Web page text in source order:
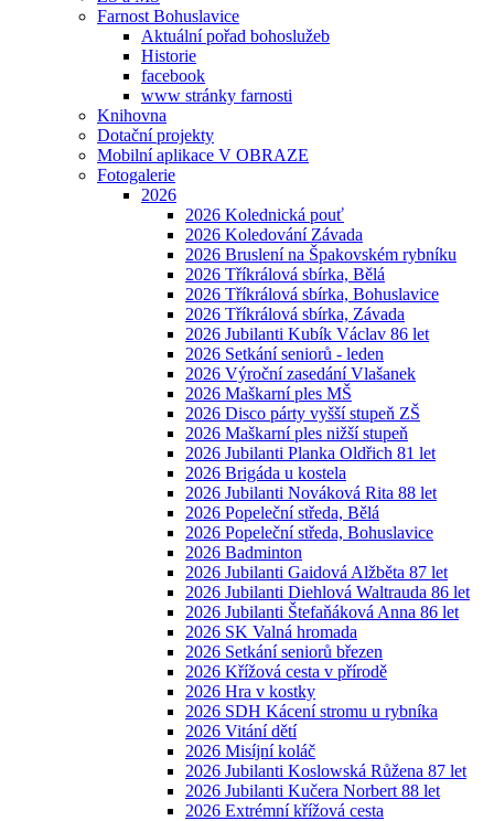
Farnost Bohuslavice
Aktuální pořad bohoslužeb
Historie
facebook
www stránky farnosti
Knihovna
Dotační projekty
Mobilní aplikace V OBRAZE
Fotogalerie
2026
2026 Kolednická pouť
2026 Koledování Závada
2026 Bruslení na Špakovském rybníku
2026 Tříkrálová sbírka, Bělá
2026 Tříkrálová sbírka, Bohuslavice
2026 Tříkrálová sbírka, Závada
2026 Jubilanti Kubík Václav 86 let
2026 Setkání seniorů - leden
2026 Výroční zasedání Vlašanek
2026 Maškarní ples MŠ
2026 Disco párty vyšší stupeň ZŠ
2026 Maškarní ples nižší stupeň
2026 Jubilanti Planka Oldřich 81 let
2026 Brigáda u kostela
2026 Jubilanti Nováková Rita 88 let
2026 Popeleční středa, Bělá
2026 Popeleční středa, Bohuslavice
2026 Badminton
2026 Jubilanti Gaidová Alžběta 87 let
2026 Jubilanti Diehlová Waltrauda 86 let
2026 Jubilanti Štefaňáková Anna 86 let
2026 SK Valná hromada
2026 Setkání seniorů březen
2026 Křížová cesta v přírodě
2026 Hra v kostky
2026 SDH Kácení stromu u rybníka
2026 Vitání dětí
2026 Misíjní koláč
2026 Jubilanti Koslowská Růžena 87 let
2026 Jubilanti Kučera Norbert 88 let
2026 Extrémní křížová cesta